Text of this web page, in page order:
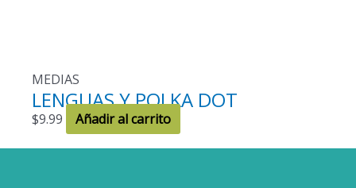
MEDIAS
LENGUAS Y POLKA DOT
$9.99 Añadir al carrito